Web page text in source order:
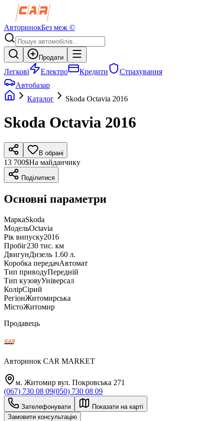
АвторинокБез меж ©
Продати
Легкові Електро Кредити
Страхування
Автобазар
Каталог
Skoda Octavia 2016
Skoda Octavia 2016
В обрані
13 700$На майданчику
Поділитися
Основні параметри
МаркаSkoda
МодельOctavia
Рік випуску2016
Пробіг230 тис. км
ДвигунДизель 1.60 л.
Коробка передачАвтомат
Тип приводуПередній
Тип кузовуУніверсал
КолірСірий
РегіонЖитомирська
МістоЖитомир
Продавець
Авторинок CAR MARKET
м. Житомир вул. Покровська 271
(067) 730 08 09(050) 730 08 09
Зателефонувати
Показати на карті
Замовити консультацію